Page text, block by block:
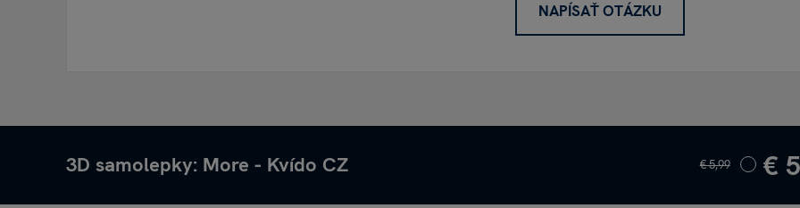
NAPÍSAŤ OTÁZKU
3D samolepky: More - Kvído CZ € 5,99 €